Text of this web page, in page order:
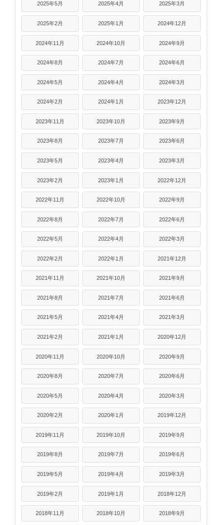
2025年5月 2025年4月 2025年3月
2025年2月 2025年1月 2024年12月
2024年11月 2024年10月 2024年9月
2024年8月 2024年7月 2024年6月
2024年5月 2024年4月 2024年3月
2024年2月 2024年1月 2023年12月
2023年11月 2023年10月 2023年9月
2023年8月 2023年7月 2023年6月
2023年5月 2023年4月 2023年3月
2023年2月 2023年1月 2022年12月
2022年11月 2022年10月 2022年9月
2022年8月 2022年7月 2022年6月
2022年5月 2022年4月 2022年3月
2022年2月 2022年1月 2021年12月
2021年11月 2021年10月 2021年9月
2021年8月 2021年7月 2021年6月
2021年5月 2021年4月 2021年3月
2021年2月 2021年1月 2020年12月
2020年11月 2020年10月 2020年9月
2020年8月 2020年7月 2020年6月
2020年5月 2020年4月 2020年3月
2020年2月 2020年1月 2019年12月
2019年11月 2019年10月 2019年9月
2019年8月 2019年7月 2019年6月
2019年5月 2019年4月 2019年3月
2019年2月 2019年1月 2018年12月
2018年11月 2018年10月 2018年9月